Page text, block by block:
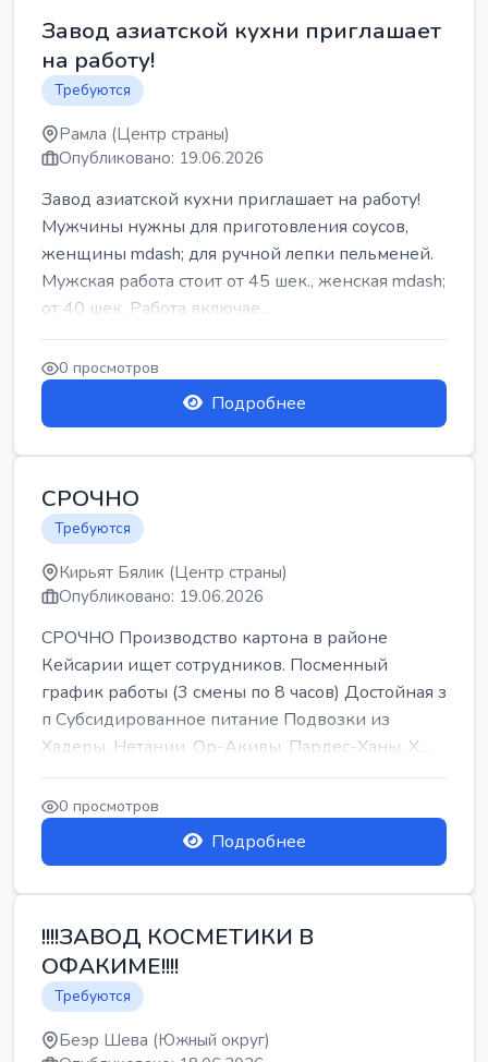
Завод азиатской кухни приглашает
на работу!
Требуются
Рамла (Центр страны)
Опубликовано: 19.06.2026
Завод азиатской кухни приглашает на работу!
Мужчины нужны для приготовления соусов,
женщины mdash; для ручной лепки пельменей.
Мужская работа стоит от 45 шек., женская mdash;
от 40 шек. Работа включае...
0 просмотров
Подробнее
СРОЧНО
Требуются
Кирьят Бялик (Центр страны)
Опубликовано: 19.06.2026
СРОЧНО Производство картона в районе
Кейсарии ищет сотрудников. Посменный
график работы (3 смены по 8 часов) Достойная з
п Субсидированное питание Подвозки из
Хадеры, Нетании, Ор-Акивы, Пардес-Ханы, Х...
0 просмотров
Подробнее
!!!!ЗАВОД КОСМЕТИКИ В
ОФАКИМЕ!!!!
Требуются
Беэр Шева (Южный округ)